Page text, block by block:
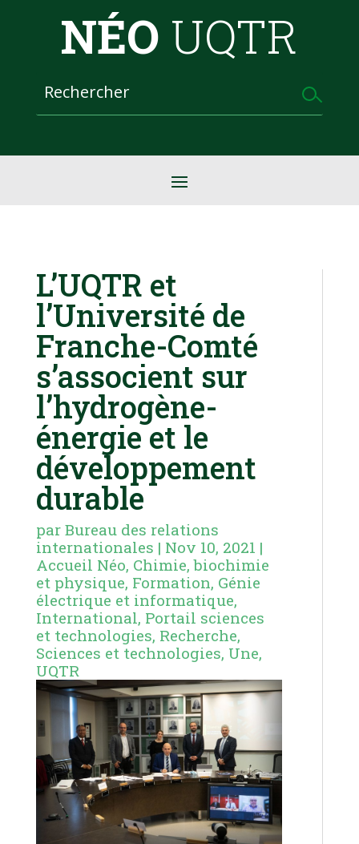
NÉO UQTR
L’UQTR et
l’Université de
Franche-Comté
s’associent sur
l’hydrogène-
énergie et le
développement
durable
par Bureau des relations
internationales | Nov 10, 2021 |
Accueil Néo, Chimie, biochimie
et physique, Formation, Génie
électrique et informatique,
International, Portail sciences
et technologies, Recherche,
Sciences et technologies, Une,
UQTR